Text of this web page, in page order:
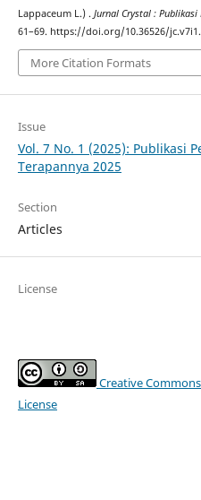
Lappaceum L.) . Jurnal Crystal :
61–69. https://doi.org/10.36526/
More Citation Formats
Issue
Vol. 7 No. 1 (2025): Publikasi
Terapannya 2025
Section
Articles
License
Creative
License